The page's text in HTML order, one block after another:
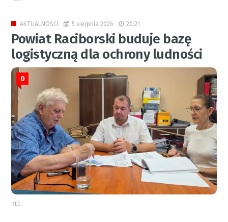
AKTUALNOŚCI 5 sierpnia 2026 20:21
Powiat Raciborski buduje bazę
logistyczną dla ochrony ludności
0
RED.